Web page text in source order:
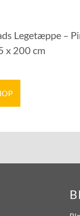
Legetæppe –
x 200 cm